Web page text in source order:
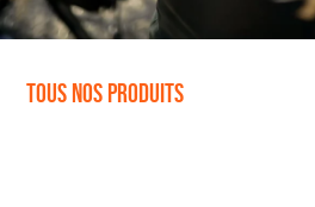
Tous nos produits